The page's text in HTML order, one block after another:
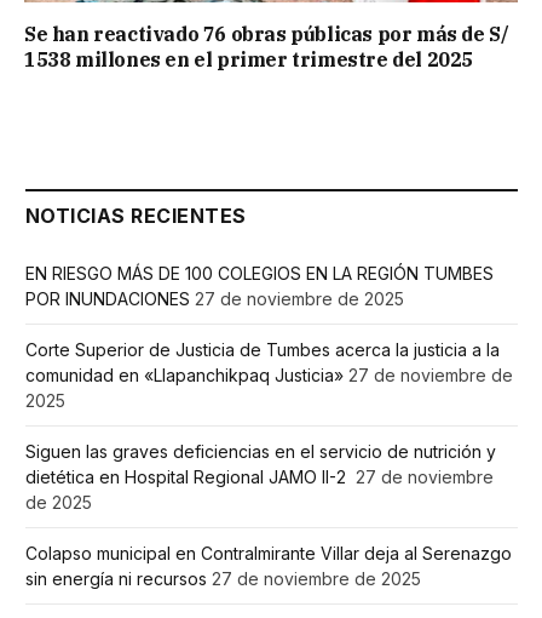
Se han reactivado 76 obras públicas por más de S/
1538 millones en el primer trimestre del 2025
NOTICIAS RECIENTES
EN RIESGO MÁS DE 100 COLEGIOS EN LA REGIÓN TUMBES
POR INUNDACIONES 27 de noviembre de 2025
Corte Superior de Justicia de Tumbes acerca la justicia a la
comunidad en «Llapanchikpaq Justicia» 27 de noviembre de
2025
Siguen las graves deficiencias en el servicio de nutrición y
dietética en Hospital Regional JAMO II-2 27 de noviembre
de 2025
Colapso municipal en Contralmirante Villar deja al Serenazgo
sin energía ni recursos 27 de noviembre de 2025